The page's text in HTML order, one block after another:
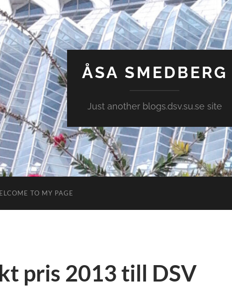
ÅSA SMEDBERG
Just another blogs.dsv.su.se site
TO MY PAGE
pris 2013 till DSV